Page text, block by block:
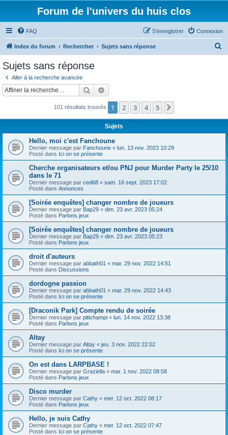
Forum de l'univers du huis clos
FAQ Connexion
S’enregistrer
Index du forum Rechercher Sujets sans réponse
c
Sujets sans réponse
Aller à la recherche avancée
Rechercher
101 résultats trouvés 1 2 3 4 5
Sujets
Hello, moi c'est Fanchoune
Dernier message par Fanchoune « lun. 13 nov. 2023 10:29
Posté dans Ici on se présente
Cherche organisateurs et/ou PNJ pour Murder Party le 25/10
dans le 71
Dernier message par ced68 « sam. 16 sept. 2023 17:02
Posté dans Annonces
[Soirée enquêtes] changer nombre de joueurs
Dernier message par Bap29 « dim. 23 avr. 2023 05:24
Posté dans Parlons jeux
[Soirée enquêtes] changer nombre de joueurs
Dernier message par Bap29 « dim. 23 avr. 2023 05:23
Posté dans Parlons jeux
droit d'auteurs
Dernier message par abbath01 « mar. 29 nov. 2022 14:51
Posté dans Discussions
dordogne passion
Dernier message par abbath01 « mar. 29 nov. 2022 14:43
Posté dans Ici on se présente
[Draconik Park] Compte rendu de soirée
Dernier message par pitichampi « lun. 14 nov. 2022 13:38
Posté dans Parlons jeux
Altay
Dernier message par Altay « jeu. 3 nov. 2022 22:02
Posté dans Ici on se présente
On est dans LARPBASE !
Dernier message par Graziella « mar. 1 nov. 2022 08:58
Posté dans Parlons jeux
Disco murder
Dernier message par Cathy « mer. 12 oct. 2022 08:17
Posté dans Parlons jeux
Hello, je suis Cathy
Dernier message par Cathy « mer. 12 oct. 2022 07:47
Posté dans Ici on se présente